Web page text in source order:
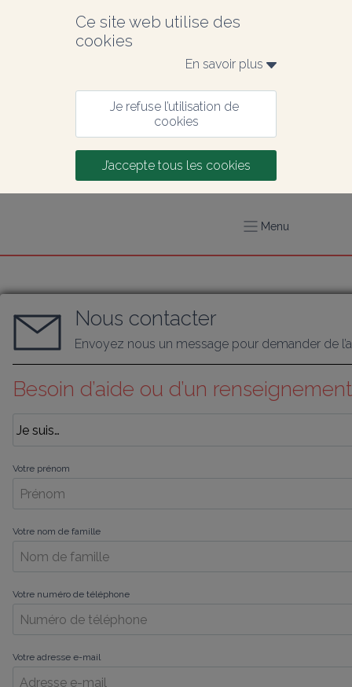
Ce site web utilise des
cookies
En savoir plus
Je refuse l’utilisation de
cookies
J’accepte tous les cookies
Menu
Nous contacter
Envoyez nous un message pour demander de
Besoin d’aide ou d’un
Votre prénom
Votre nom de famille
Votre numéro de téléphone
Votre adresse e-mail